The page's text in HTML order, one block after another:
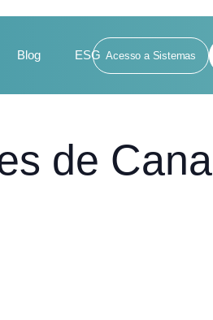
Blog ESG Acesso a Sistemas
de Cana